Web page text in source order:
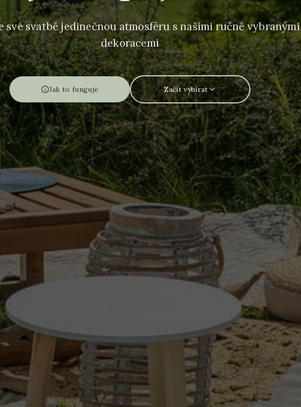
své svatbě jedinečnou atmosféru s našimi ručně vybranými
dekoracemi
Jak to funguje Začít vybírat